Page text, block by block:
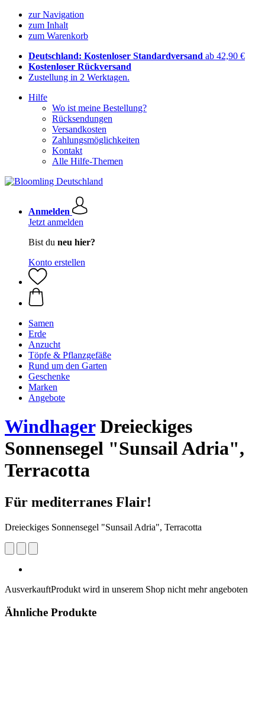
zur Navigation
zum Inhalt
zum Warenkorb
Deutschland: Kostenloser Standardversand ab 42,90 €
Kostenloser Rückversand
Zustellung in 2 Werktagen.
Hilfe
Wo ist meine Bestellung?
Rücksendungen
Versandkosten
Zahlungsmöglichkeiten
Kontakt
Alle Hilfe-Themen
Anmelden
Jetzt anmelden
Bist du neu hier?
Konto erstellen
Samen
Erde
Anzucht
Töpfe & Pflanzgefäße
Rund um den Garten
Geschenke
Marken
Angebote
WindhagerDreieckiges
Sonnensegel "Sunsail Adria",
Terracotta
Für mediterranes Flair!
Dreieckiges Sonnensegel "Sunsail Adria", Terracotta
AusverkauftProdukt wird in unserem Shop nicht mehr angeboten
Ähnliche Produkte